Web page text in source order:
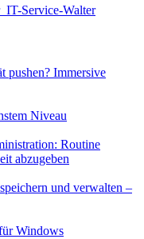
Immersive
Niveau
Routine
abzugeben
und verwalten –
Windows